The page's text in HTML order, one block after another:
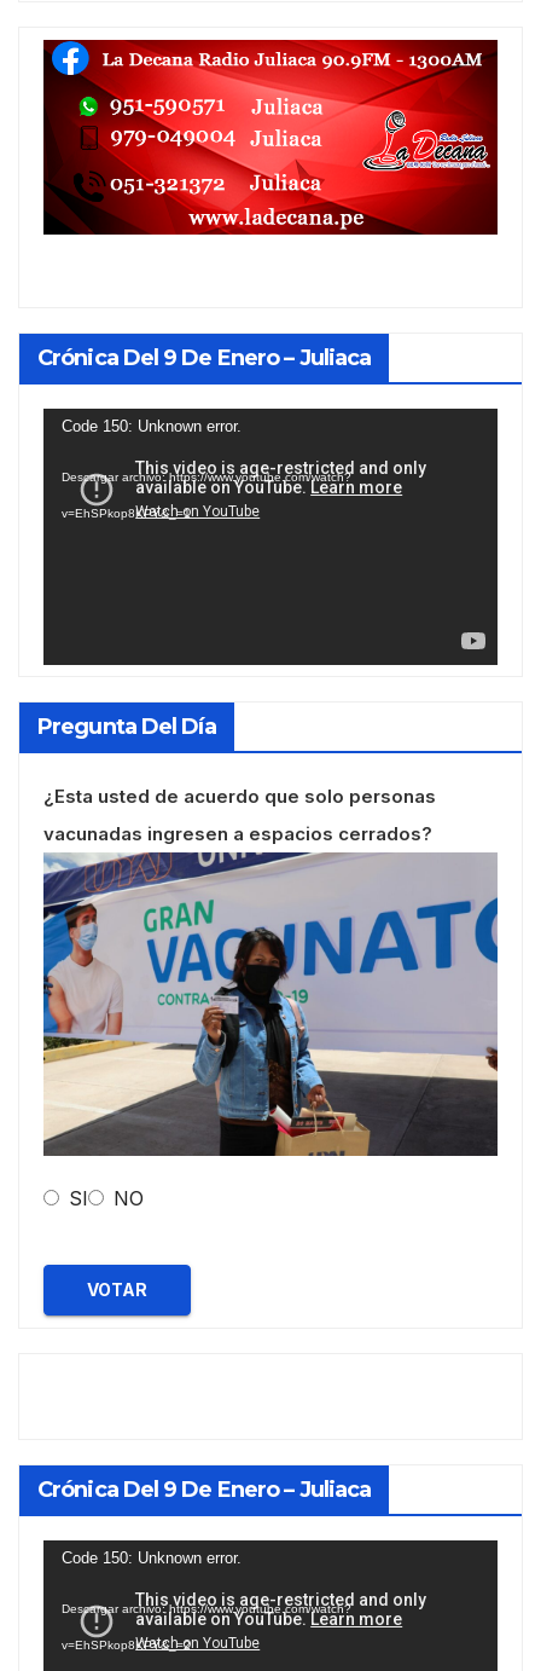
Crónica Del 9 De Enero – Juliaca
Reproductor
vídeo
Code 150: Unknown error.
Descargar archivo: https://www.youtube.com/watch?
v=EhSPkop8KPY&_=1
Pregunta Del Día
¿Esta usted de acuerdo que solo personas
vacunadas ingresen a espacios cerrados?
SI NO
VOTAR
Crónica Del 9 De Enero – Juliaca
Reproductor
vídeo
Code 150: Unknown error.
Descargar archivo: https://www.youtube.com/watch?
v=EhSPkop8KPY&_=2